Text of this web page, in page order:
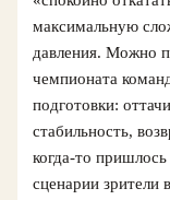
максимальную
давления. Можно
чемпионата
подготовки:
стабильность,
когда‑то
сценарии зрители